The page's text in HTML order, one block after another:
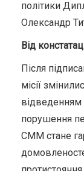
політики
Олександр
Від
Після
місії
відведенням
порушення
СММ стане